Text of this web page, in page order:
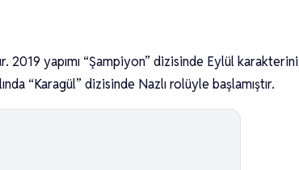
yapımı “Şampiyon” dizisinde Eylül karakterini
“Karagül” dizisinde Nazlı rolüyle başlamıştır.